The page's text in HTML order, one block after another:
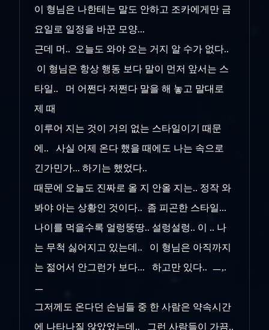
이 형님은 나한테는 말도 안하고 조카에게만 금
요일로 일정을 바꾼 모양...
근데 머.. 오늘도 와야 오는 거지 알 수가 없다..
이 형님은 항상 행동 보다 말이 먼저 앞서는 스
타일.. 머 어쩐다 저쩐다 말을 해 놓고 말대로
제 때
이루어 지는 것이 거의 없는 스타일이기 때문
에.. 사실 어제 온다 했을 때에도 나는 속으로
긴가민가... 하기는 했었다..
때문에 오늘도 진짜로 올 지 안올 지는.. 정작 와
봐야 아는 상황인 것이다.. 좀 피곤한 스타일...
나이를 먹을수록 얼렁뚱땅.. 설렁설렁.. 이 .. 나
는 무척 싫어지고 있는데.. 이 형님은 아직까지
는 젊어서 안그런가 보다... 하고만 있다.. ㅡ,.
ㅡ
그저께도 온다던 손님들 중 한 사람은 약속시간
에 나타나질 않았었는데.. 그런 사람들이 가끔..